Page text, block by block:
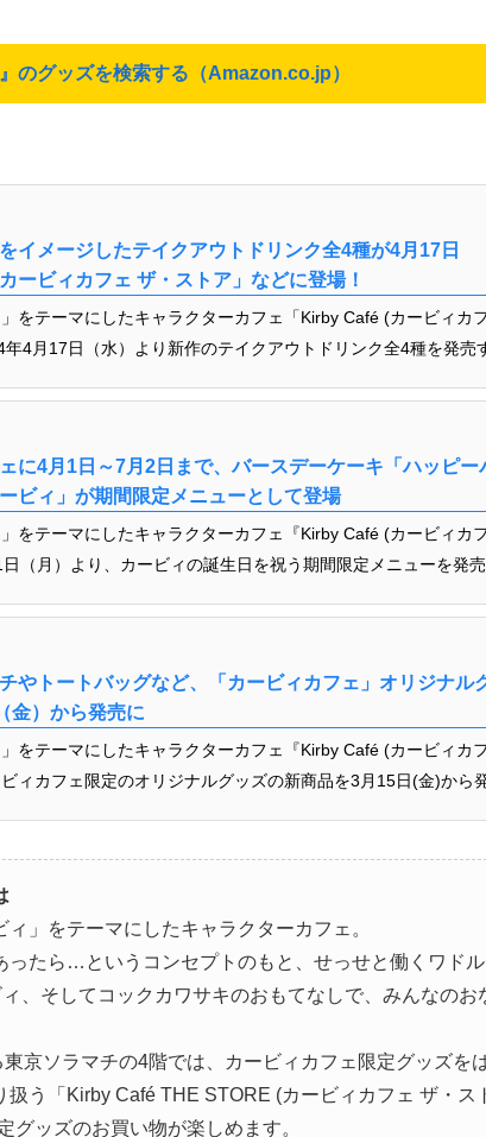
のグッズを検索する（Amazon.co.jp）
イメージしたテイクアウトドリンク全4種が4月17日
ービィカフェ ザ・ストア」などに登場！
」をテーマにしたキャラクターカフェ「Kirby Café (カービィカ
年4月17日（水）より新作のテイクアウトドリンク全4種を発売
に4月1日～7月2日まで、バースデーケーキ「ハッピー
ビィ」が期間限定メニューとして登場
」をテーマにしたキャラクターカフェ『Kirby Café (カービィカ
（月）より、カービィの誕生日を祝う期間限定メニューを発
やトートバッグなど、「カービィカフェ」オリジナル
金）から発売に
」をテーマにしたキャラクターカフェ『Kirby Café (カービィカ
ィカフェ限定のオリジナルグッズの新商品を3月15日(金)から
」をテーマにしたキャラクターカフェ。
ったら…というコンセプトのもと、せっせと働くワド
、そしてコックカワサキのおもてなしで、みんなのお
東京ソラマチの4階では、カービィカフェ限定グッズを
う「Kirby Café THE STORE (カービィカフェ ザ・ス
グッズのお買い物が楽しめます。